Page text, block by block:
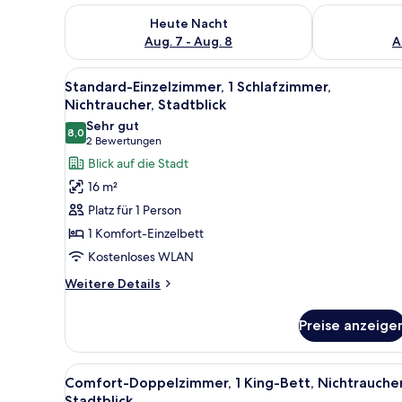
Heute Nacht
Aug. 7 - Aug. 8
Überprüfe die Verfügbarkeit für heute Nacht, Aug. 7
Überprüfe
Alle
Fotos
für
Standard-
Einzelzimmer,
1
Schlafzimmer,
Nichtraucher,
Stadtblick
anzeigen
Ein Schlafzimmer mit einem
8
Standard-Einzelzimmer, 1 Schlafzimmer,
Nichtraucher, Stadtblick
8,08,0 von 10
Sehr gut
2 Bewertungen
(2
Bewertungen)
Blick auf die Stadt
16 m²
Platz für 1 Person
1 Komfort-Einzelbett
Kostenloses WLAN
Weitere Details
Weitere
Einzelzimmer,
Schlafzimmer,
Nichtraucher,
Preise
Alle
Fotos
Comfort-Doppelzimmer, 1
16
Comfort-Doppelzimmer, 1 King-Bett,